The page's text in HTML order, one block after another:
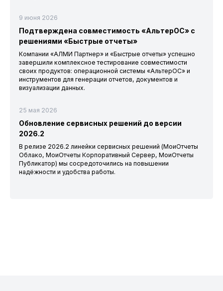
9 июня 2026
Подтверждена совместимость «АльтерОС» с
решениями «Быстрые отчеты»
Компании «АЛМИ Партнер» и «Быстрые отчеты» успешно
завершили комплексное тестирование совместимости
своих продуктов: операционной системы «АльтерОС» и
инструментов для генерации отчетов, документов и
визуализации данных.
25 мая 2026
Обновление сервисных решений до версии
2026.2
В релизе 2026.2 линейки сервисных решений (МоиОтчеты
Облако, МоиОтчеты Корпоративный Сервер, МоиОтчеты
Публикатор) мы сосредоточились на повышении
надёжности и удобства работы.